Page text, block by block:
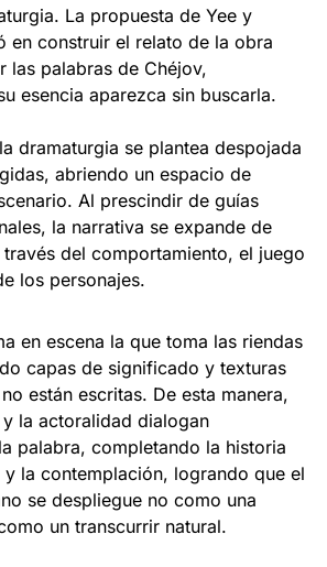
La propuesta de Yee y
en construir el relato de la obra
las palabras de Chéjov,
esencia aparezca sin buscarla.
dramaturgia se plantea despojada
abriendo un espacio de
Al prescindir de guías
la narrativa se expande de
del comportamiento, el juego
los personajes.
en escena la que toma las riendas
capas de significado y texturas
están escritas. De esta manera,
la actoralidad dialogan
palabra, completando la historia
la contemplación, logrando que el
se despliegue no como una
un transcurrir natural.